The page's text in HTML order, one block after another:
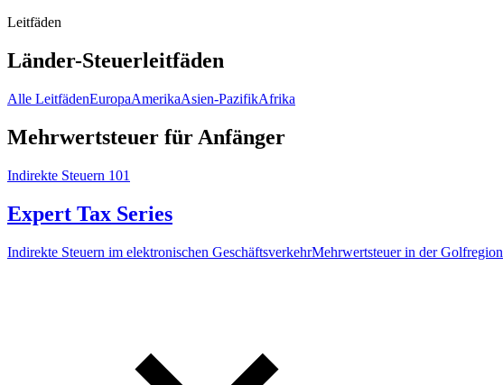
Leitfäden
Länder-Steuerleitfäden
Alle LeitfädenEuropaAmerikaAsien-PazifikAfrika
Mehrwertsteuer für Anfänger
Indirekte Steuern 101
Expert Tax Series
Indirekte Steuern im elektronischen GeschäftsverkehrMehrwertsteuer in der Golfregion